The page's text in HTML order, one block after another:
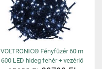
VOLTRONIC® Fényfüzér 60 m
600 LED hideg fehér + vezérlő